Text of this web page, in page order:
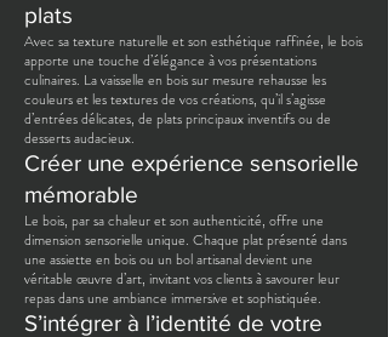
plats
Avec sa texture naturelle et son esthétique raffinée, le bois
apporte une touche d’élégance à vos présentations
culinaires. La vaisselle en bois sur mesure rehausse les
couleurs et les textures de vos créations, qu’il s’agisse
d’entrées délicates, de plats principaux inventifs ou de
desserts audacieux.
Créer une expérience sensorielle
mémorable
Le bois, par sa chaleur et son authenticité, offre une
dimension sensorielle unique. Chaque plat présenté dans
une assiette en bois ou un bol artisanal devient une
véritable œuvre d’art, invitant vos clients à savourer leur
repas dans une ambiance immersive et sophistiquée.
S’intégrer à l’identité de votre